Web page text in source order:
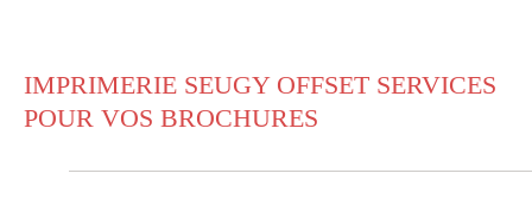
IMPRIMERIE SEUGY OFFSET SERVICES
POUR VOS BROCHURES